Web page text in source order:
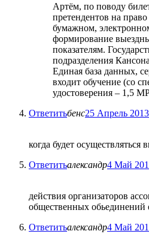
Артём, по поводу
претендентов на
бумажном,
формирование
показателям.
подразделения
Единая база данных,
входит обучение (со
удостоверения – 1,5
Ответитьбенс25 Апрель
когда будет осуществляться
Ответитьалександр4 Май
действия организаторов
общественных обьединений
Ответитьалександр4 Май